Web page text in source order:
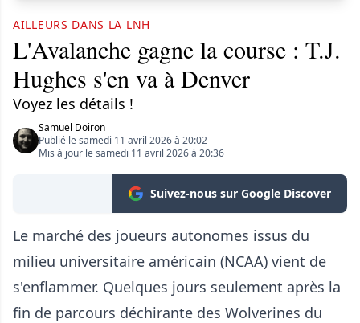
AILLEURS DANS LA LNH
L'Avalanche gagne la course : T.J.
Hughes s'en va à Denver
Voyez les détails !
Samuel Doiron
Publié le samedi 11 avril 2026 à 20:02
Mis à jour le samedi 11 avril 2026 à 20:36
Suivez-nous sur Google Discover
Le marché des joueurs autonomes issus du
milieu universitaire américain (NCAA) vient de
s'enflammer. Quelques jours seulement après la
fin de parcours déchirante des Wolverines du